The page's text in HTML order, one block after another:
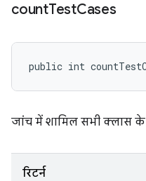
countTestCases
public int
जांच में शामिल सभी क्लास
रिटर्न